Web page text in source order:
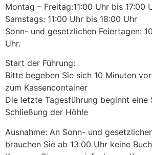
Montag – Freitag:11:00 Uhr bis 17:00
Samstags: 11:00 Uhr bis 18:00 Uhr
Sonn- und gesetzlichen Feiertagen:
Uhr.
Start der Führung:
Bitte begeben Sie sich 10 Minuten
zum Kassencontainer
Die letzte Tagesführung beginnt eine
Schließung der Höhle
Ausnahme: An Sonn- und
brauchen Sie ab 13:00 Uhr keine